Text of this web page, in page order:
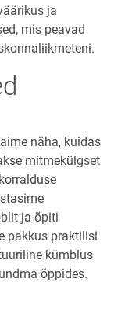
ja
mis peavad
näha, kuidas
mitmekülgset
ja õpiti
pakkus praktilisi
kümblus
õppides.